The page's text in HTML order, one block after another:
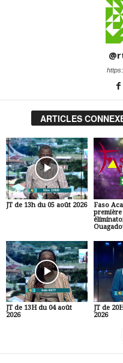
ARTICLES
JT de 13h du 05 août 2026
Faso
première
JT de 13H du 04 août
2026
JT de
2026